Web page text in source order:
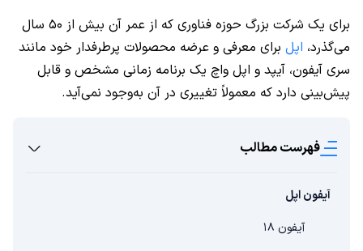
برای یک شرکت بزرگ حوزه فناوری که از عمر آن بیش از ۵۰ سال
می‌گذرد، اپل برای معرفی و عرضه محصولات پرطرفدار خود مانند
سری آیفون، آیپد و اپل واچ یک برنامه زمانی مشخص و قابل‌
پیش‌بینی دارد که معمولاً تغییری در آن به‌وجود نمی‌آید.
فهرست مطالب
آیفون اپل
آیفون ۱۸